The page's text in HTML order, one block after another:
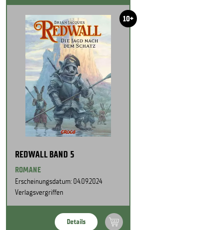
10+
REDWALL BAND 5
ROMANE
Erscheinungsdatum: 04.09.2024
Verlagsvergriffen
Details